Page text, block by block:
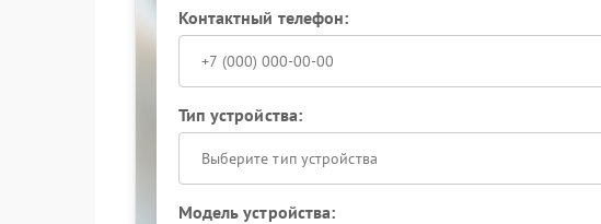
Контактный телефон:
Тип устройства:
Выберите тип устройства
Модель устройства: